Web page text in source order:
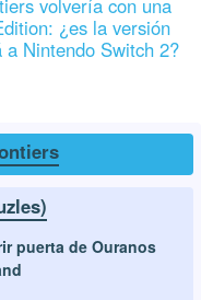
volvería con una
¿es la versión
a Nintendo Switch 2?
puerta de Ouranos